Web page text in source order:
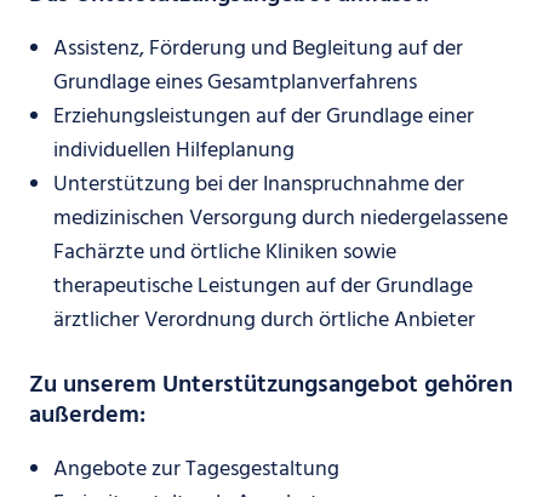
Assistenz, Förderung und Begleitung auf der
Grundlage eines Gesamtplanverfahrens
Erziehungsleistungen auf der Grundlage einer
individuellen Hilfeplanung
Unterstützung bei der Inanspruchnahme der
medizinischen Versorgung durch niedergelassene
Fachärzte und örtliche Kliniken sowie
therapeutische Leistungen auf der Grundlage
ärztlicher Verordnung durch örtliche Anbieter
Zu unserem Unterstützungsangebot gehören
außerdem:
Angebote zur Tagesgestaltung